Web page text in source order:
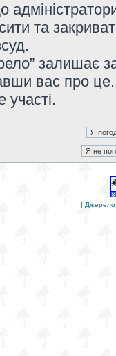
та
залишає
вас про
| Джерело